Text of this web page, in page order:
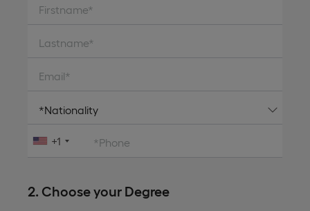
Firstname*
Lastname*
Email*
*Phone
+1
2. Choose your Degree